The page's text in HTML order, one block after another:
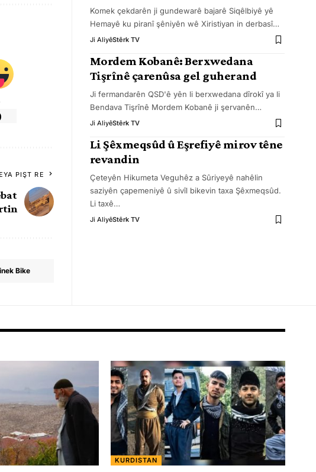
PIŞT RE
Bike
Komek çekdarên ji gundewarê bajarê Siqêlbiyê yê
Hemayê ku piranî şêniyên wê Xiristiyan in derbasî…
Ji AliyêStêrk TV
Mordem Kobanê: Berxwedana
Tişrînê çarenûsa gel guherand
Ji fermandarên QSD'ê yên li berxwedana dîrokî ya li
Bendava Tişrînê Mordem Kobanê ji şervanên…
Ji AliyêStêrk TV
Li Şêxmeqsûd û Eşrefiyê mirov têne
revandin
Çeteyên Hikumeta Veguhêz a Sûriyeyê nahêlin
saziyên çapemeniyê û sivîl bikevin taxa Şêxmeqsûd.
Li taxê…
Ji AliyêStêrk TV
KURDISTAN